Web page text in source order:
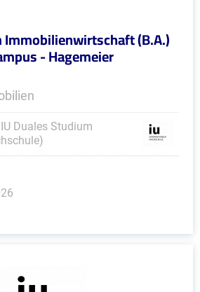
Immobilienwirtschaft (B.A.)
- Hagemeier
Duales Studium